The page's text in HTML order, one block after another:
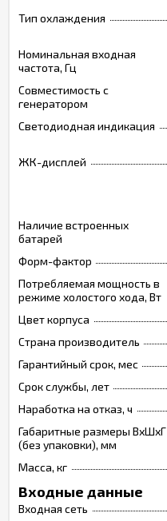
Тип охлаждения
Номинальная входная
частота, Гц
Совместимость с
генератором
Светодиодная индикация
ЖК-дисплей
Наличие встроенных
батарей
Форм-фактор
Потребляемая мощность в
режиме холостого хода, Вт
Цвет корпуса
Страна производитель
Гарантийный срок, мес
Срок службы, лет
Наработка на отказ, ч
Габаритные размеры ВхШхГ
(без упаковки), мм
Масса, кг
Входные данные
Входная сеть